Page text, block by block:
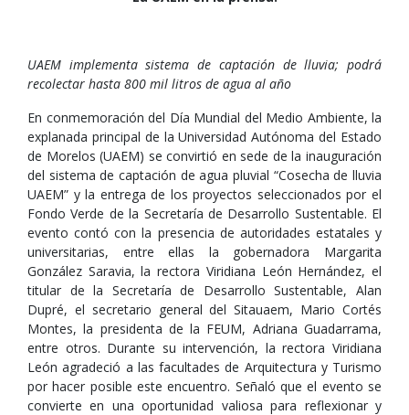
UAEM implementa sistema de captación de lluvia; podrá
recolectar hasta 800 mil litros de agua al año
En conmemoración del Día Mundial del Medio Ambiente, la
explanada principal de la Universidad Autónoma del Estado
de Morelos (UAEM) se convirtió en sede de la inauguración
del sistema de captación de agua pluvial “Cosecha de lluvia
UAEM” y la entrega de los proyectos seleccionados por el
Fondo Verde de la Secretaría de Desarrollo Sustentable. El
evento contó con la presencia de autoridades estatales y
universitarias, entre ellas la gobernadora Margarita
González Saravia, la rectora Viridiana León Hernández, el
titular de la Secretaría de Desarrollo Sustentable, Alan
Dupré, el secretario general del Sitauaem, Mario Cortés
Montes, la presidenta de la FEUM, Adriana Guadarrama,
entre otros. Durante su intervención, la rectora Viridiana
León agradeció a las facultades de Arquitectura y Turismo
por hacer posible este encuentro. Señaló que el evento se
convierte en una oportunidad valiosa para reflexionar y